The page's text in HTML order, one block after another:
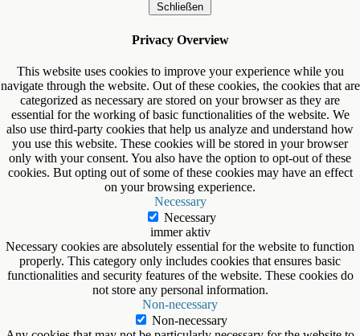
Schließen
Privacy Overview
This website uses cookies to improve your experience while you
navigate through the website. Out of these cookies, the cookies that are
categorized as necessary are stored on your browser as they are
essential for the working of basic functionalities of the website. We
also use third-party cookies that help us analyze and understand how
you use this website. These cookies will be stored in your browser
only with your consent. You also have the option to opt-out of these
cookies. But opting out of some of these cookies may have an effect
on your browsing experience.
Necessary
Necessary
immer aktiv
Necessary cookies are absolutely essential for the website to function
properly. This category only includes cookies that ensures basic
functionalities and security features of the website. These cookies do
not store any personal information.
Non-necessary
Non-necessary